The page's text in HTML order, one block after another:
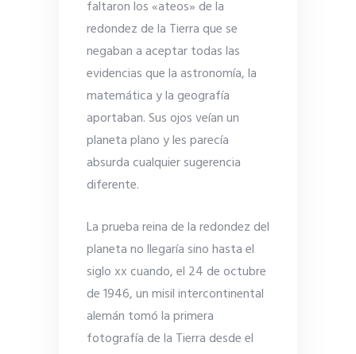
faltaron los «ateos» de la
redondez de la Tierra que se
negaban a aceptar todas las
evidencias que la astronomía, la
matemática y la geografía
aportaban. Sus ojos veían un
planeta plano y les parecía
absurda cualquier sugerencia
diferente.
La prueba reina de la redondez del
planeta no llegaría sino hasta el
siglo xx cuando, el 24 de octubre
de 1946, un misil intercontinental
alemán tomó la primera
fotografía de la Tierra desde el